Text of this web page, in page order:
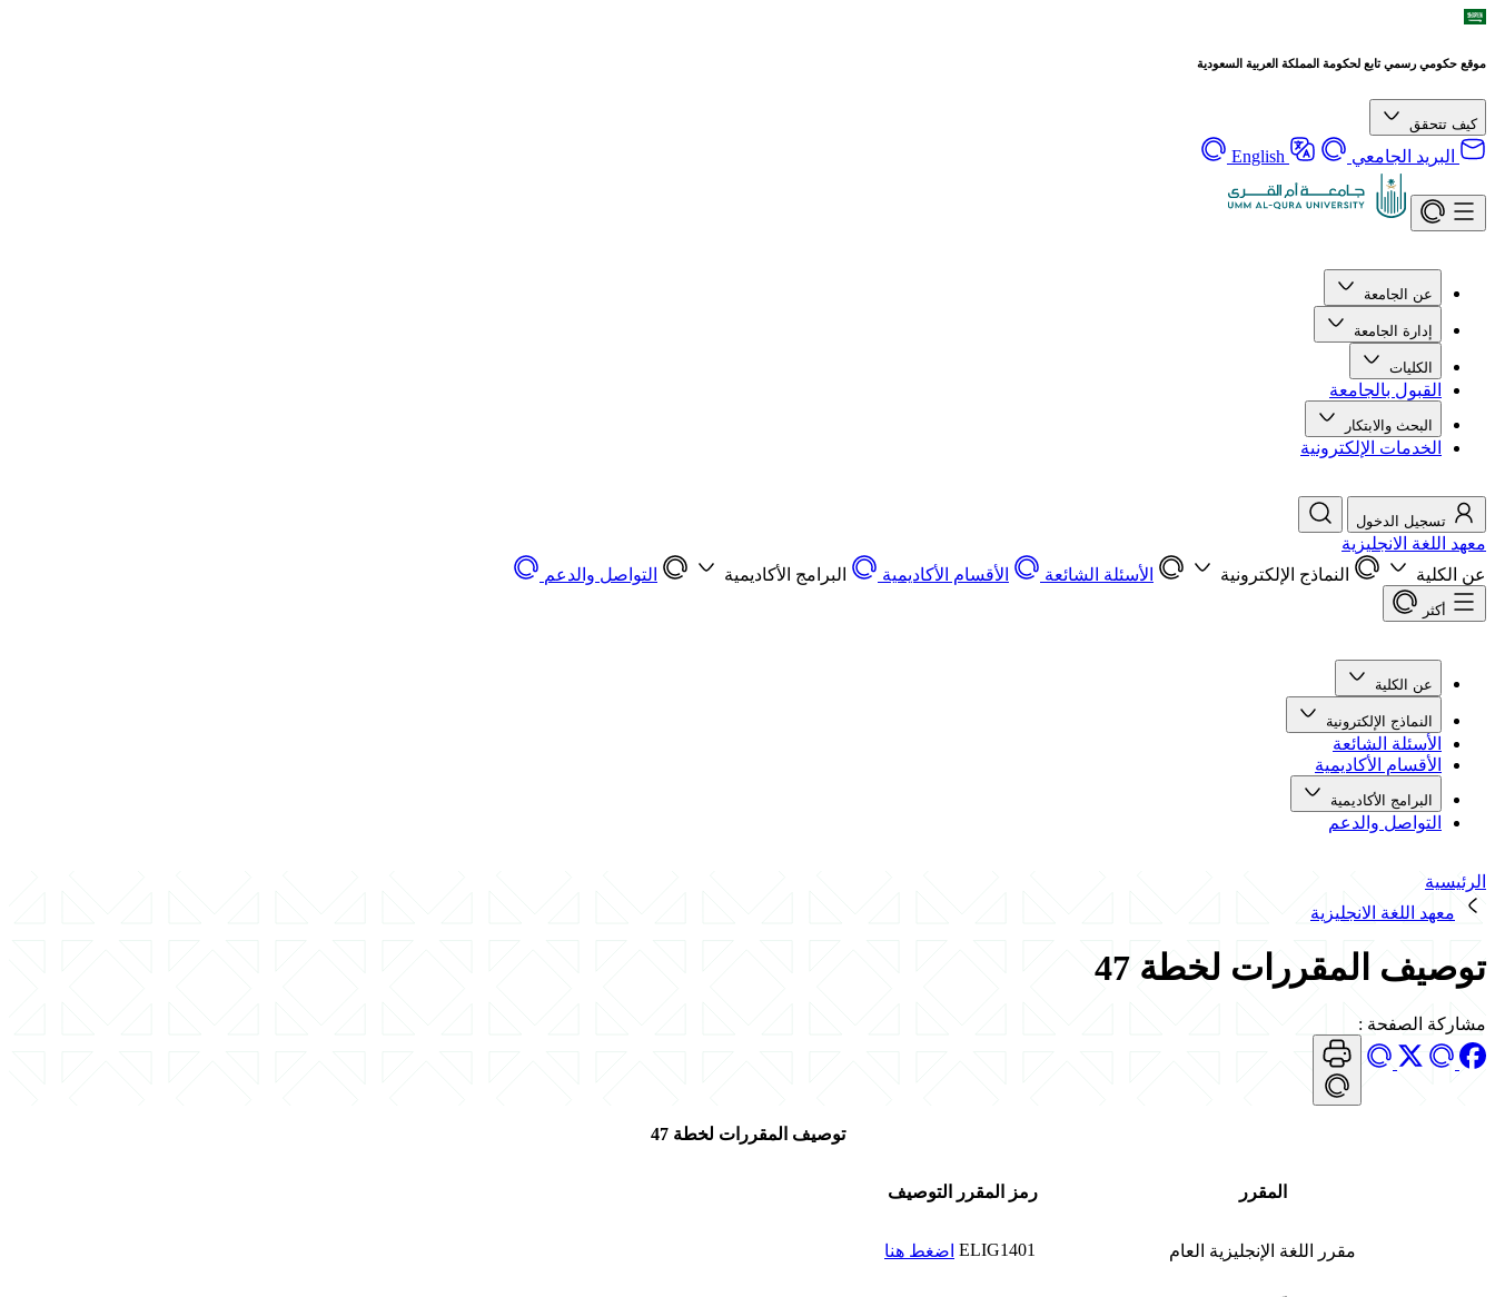
موقع حكومي رسمي تابع لحكومة المملكة العربية السعودية
كيف تتحقق
البريد الجامعي English
عن الجامعة
إدارة الجامعة
الكليات
القبول بالجامعة
البحث والابتكار
الخدمات الإلكترونية
تسجيل الدخول
معهد اللغة الانجليزية
عن الكلية
النماذج الإلكترونية الأسئلة الشائعة الأقسام الأكاديمية البرامج الأكاديمية التواصل والدعم
أكثر
عن الكلية
النماذج الإلكترونية
الأسئلة الشائعة
الأقسام الأكاديمية
البرامج الأكاديمية
التواصل والدعم
الرئيسية
معهد اللغة الانجليزية
توصيف المقررات لخطة 47
مشاركة الصفحة :
توصيف المقررات لخطة 47
المقرر رمز المقرر التوصيف
مقرر اللغة الإنجليزية العام ELIG1401 اضغط هنا